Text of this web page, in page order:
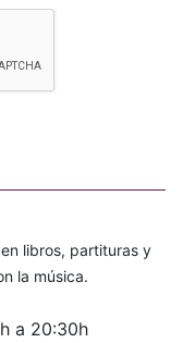
libros, partituras y
la música.
a 20:30h